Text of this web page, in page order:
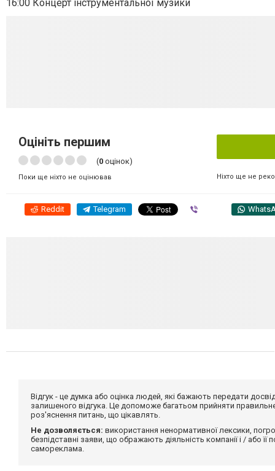
16:00 Концерт інструментальної музики
Оцініть першим
(0 оцінок)
Поки ще ніхто не оцінював Ніхто ще не
Reddit Telegram
Відгук - це думка або оцінка людей, які бажають передати
залишеного відгука. Це допоможе багатьом прийняти
роз'яснення питань, що цікавлять.
Не дозволяється: використання ненормативної лексики,
безпідставні заяви, що ображають діяльність компанії і / або
самореклама.